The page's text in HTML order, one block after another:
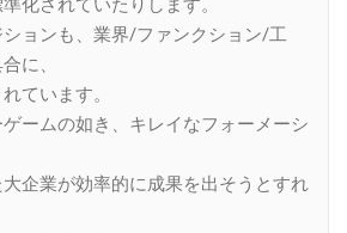
化されていたりします。
ョンも、業界/ファンクション/工
に、
ています。
ームの如き、キレイなフォーメーシ
企業が効率的に成果を出そうとすれ